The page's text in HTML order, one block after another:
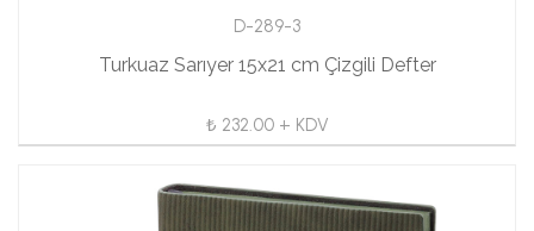
D-289-3
Turkuaz Sarıyer 15x21 cm Çizgili Defter
₺ 232.00 + KDV